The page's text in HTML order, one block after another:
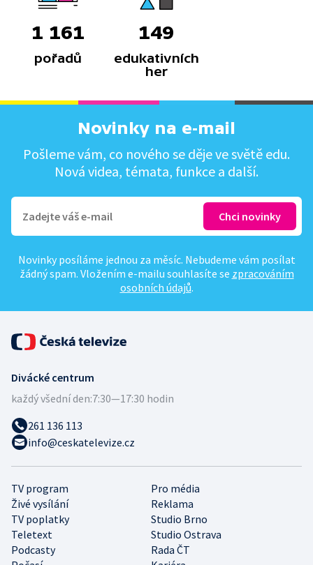
1 161
pořadů
149
edukativních
her
Novinky na e-mail
Pošleme vám, co nového se děje ve světě edu.
Nová videa, témata, funkce a další.
Novinky posíláme jednou za měsíc. Nebudeme vám posílat
žádný spam. Vložením e-mailu souhlasíte se zpracováním
osobních údajů.